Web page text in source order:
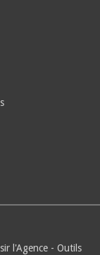
l'Agence - Outils